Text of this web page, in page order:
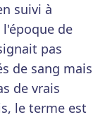
suivi à
l'époque de
pas
de sang mais
de vrais
le terme est